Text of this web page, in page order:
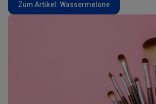
Zum Artikel: Wassermelone